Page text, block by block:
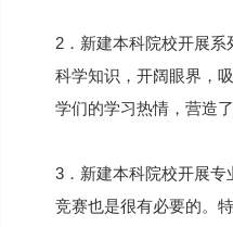
2．新建本科院校开展
科学知识，开阔眼界，
学们的学习热情，营造
3．新建本科院校开展
竞赛也是很有必要的。